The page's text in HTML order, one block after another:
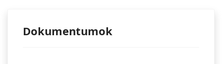
Dokumentumok